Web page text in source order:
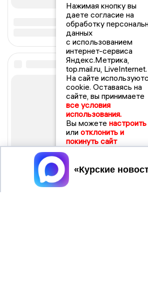
Нажимая кнопку вы
даете согласие на
обработку
данных
с использованием
интернет-сервиса
Яндекс.Метрика,
top.mail.ru, LiveInternet.
На сайте
cookie. Оставаясь на
сайте, вы принимаете
все условия
использования.
Вы можете настроить
или отклонить и
покинуть сайт
Принять